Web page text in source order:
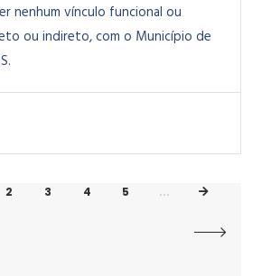
nenhum vínculo funcional ou
ou indireto, com o Município de
2 3 4 5 ...